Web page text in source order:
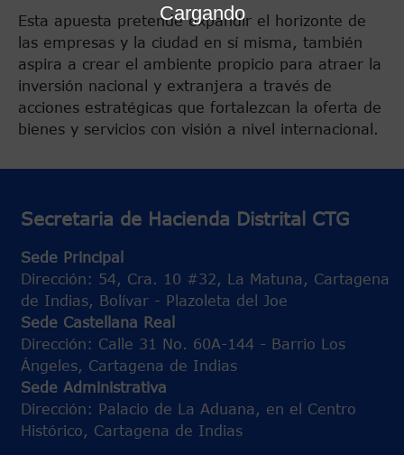
Esta apuesta pretende expandir el horizonte de
las empresas y la ciudad en sí misma, también
aspira a crear el ambiente propicio para atraer la
inversión nacional y extranjera a través de
acciones estratégicas que fortalezcan la oferta de
bienes y servicios con visión a nivel internacional.
Secretaria de Hacienda Distrital CTG
Sede Principal
Dirección: 54, Cra. 10 #32, La Matuna, Cartagena
de Indias, Bolívar - Plazoleta del Joe
Sede Castellana Real
Dirección: Calle 31 No. 60A-144 - Barrio Los
Ángeles, Cartagena de Indias
Sede Administrativa
Dirección: Palacio de La Aduana, en el Centro
Histórico, Cartagena de Indias
Cargando